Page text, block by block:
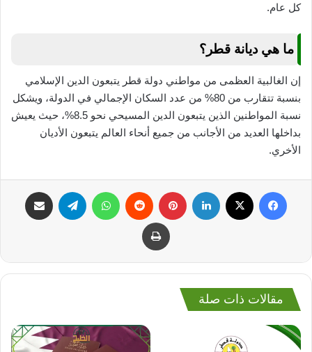
كل عام.
ما هي ديانة قطر؟
إن الغالبية العظمى من مواطني دولة قطر يتبعون الدين الإسلامي
بنسبة تتقارب من 80% من عدد السكان الإجمالي في الدولة، ويشكل
نسبة المواطنين الذين يتبعون الدين المسيحي نحو 8.5%، حيث يعيش
بداخلها العديد من الأجانب من جميع أنحاء العالم يتبعون الأديان
الأخري.
فيسبوك لينكدإن بينتيريست واتساب تيلقرام
طباعة
مقالات ذات صلة